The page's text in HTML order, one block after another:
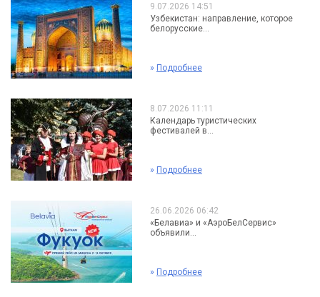
9.07.2026 14:51
Узбекистан: направление, которое
белорусские...
» Подробнее
8.07.2026 11:11
Календарь туристических
фестивалей в...
» Подробнее
26.06.2026 06:42
«Белавиа» и «АэроБелСервис»
объявили...
» Подробнее